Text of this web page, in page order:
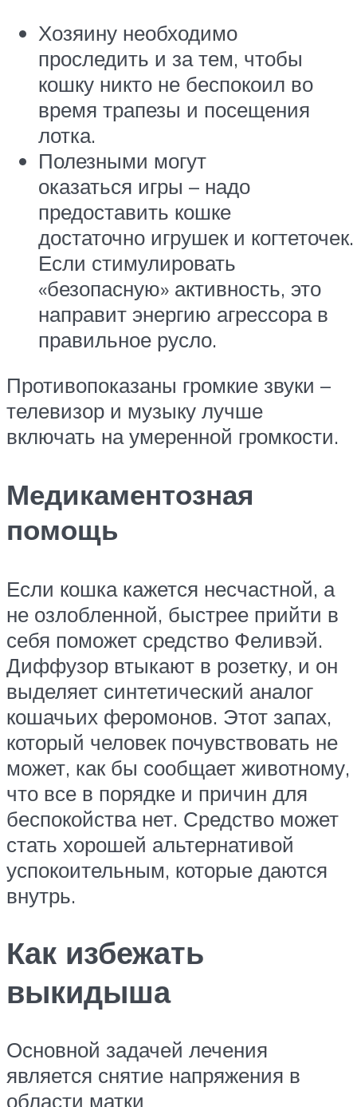
Хозяину необходимо
проследить и за тем, чтобы
кошку никто не беспокоил во
время трапезы и посещения
лотка.
Полезными могут
оказаться игры – надо
предоставить кошке
достаточно игрушек и когтеточек.
Если стимулировать
«безопасную» активность, это
направит энергию агрессора в
правильное русло.
Противопоказаны громкие звуки –
телевизор и музыку лучше
включать на умеренной громкости.
Медикаментозная
помощь
Если кошка кажется несчастной, а
не озлобленной, быстрее прийти в
себя поможет средство Феливэй.
Диффузор втыкают в розетку, и он
выделяет синтетический аналог
кошачьих феромонов. Этот запах,
который человек почувствовать не
может, как бы сообщает животному,
что все в порядке и причин для
беспокойства нет. Средство может
стать хорошей альтернативой
успокоительным, которые даются
внутрь.
Как избежать
выкидыша
Основной задачей лечения
является снятие напряжения в
области матки